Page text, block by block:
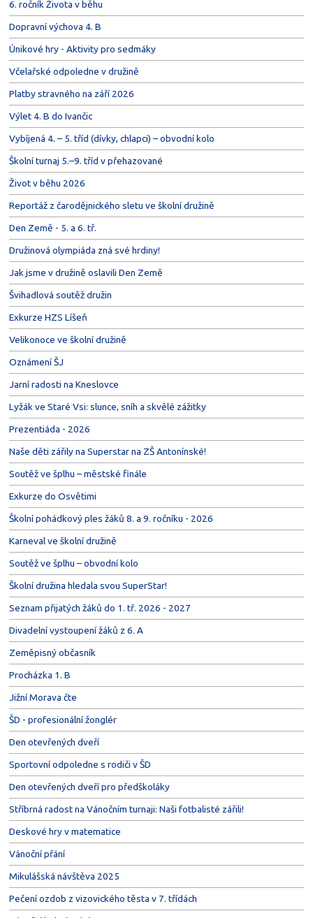
6. ročník Života v běhu
Dopravní výchova 4. B
Únikové hry - Aktivity pro sedmáky
Včelařské odpoledne v družině
Platby stravného na září 2026
Výlet 4. B do Ivančic
Vybíjená 4. – 5. tříd (dívky, chlapci) – obvodní kolo
Školní turnaj 5.–9. tříd v přehazované
Život v běhu 2026
Reportáž z čarodějnického sletu ve školní družině
Den Země - 5. a 6. tř.
Družinová olympiáda zná své hrdiny!
Jak jsme v družině oslavili Den Země
Švihadlová soutěž družin
Exkurze HZS Líšeň
Velikonoce ve školní družině
Oznámení ŠJ
Jarní radosti na Kneslovce
Lyžák ve Staré Vsi: slunce, sníh a skvělé zážitky
Prezentiáda - 2026
Naše děti zářily na Superstar na ZŠ Antonínské!
Soutěž ve šplhu – městské finále
Exkurze do Osvětimi
Školní pohádkový ples žáků 8. a 9. ročníku - 2026
Karneval ve školní družině
Soutěž ve šplhu – obvodní kolo
Školní družina hledala svou SuperStar!
Seznam přijatých žáků do 1. tř. 2026 - 2027
Divadelní vystoupení žáků z 6. A
Zeměpisný občasník
Procházka 1. B
Jižní Morava čte
ŠD - profesionální žonglér
Den otevřených dveří
Sportovní odpoledne s rodiči v ŠD
Den otevřených dveří pro předškoláky
Stříbrná radost na Vánočním turnaji: Naši fotbalisté zářili!
Deskové hry v matematice
Vánoční přání
Mikulášská návštěva 2025
Pečení ozdob z vizovického těsta v 7. třídách